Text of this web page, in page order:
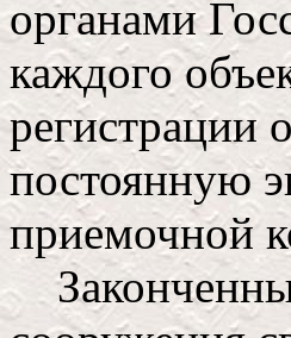
органами
каждого
регистрации
постоянную
приемочной